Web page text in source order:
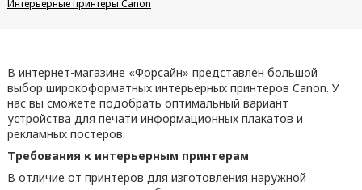
Интерьерные принтеры Canon
В интернет-магазине «Форсайн» представлен большой
выбор широкоформатных интерьерных принтеров Canon. У
нас вы сможете подобрать оптимальный вариант
устройства для печати информационных плакатов и
рекламных постеров.
Требования к интерьерным принтерам
В отличие от принтеров для изготовления наружной